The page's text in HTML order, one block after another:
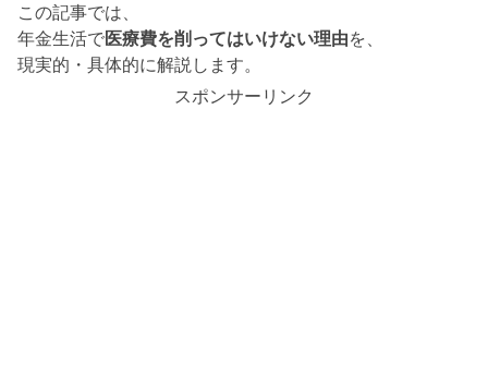
この記事では、
年金生活で医療費を削ってはいけない理由を、
現実的・具体的に解説します。
スポンサーリンク